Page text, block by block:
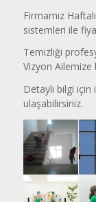
Firmamız
sistemleri ile
Temizliği
Vizyon Ailemize
Detaylı bilgi için
ulaşabilirsiniz.